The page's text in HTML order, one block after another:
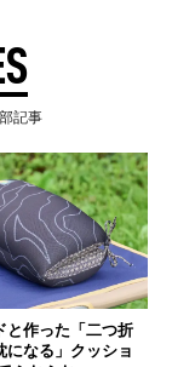
記事
と作った「二つ折
になる」クッショ